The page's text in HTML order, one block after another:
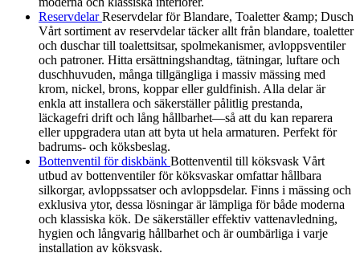
ReservdelarReservdelar för Blandare, Toaletter &amp; Dusch
Vårt sortiment av reservdelar täcker allt från blandare, toaletter
och duschar till toalettsitsar, spolmekanismer, avloppsventiler
och patroner. Hitta ersättningshandtag, tätningar, luftare och
duschhuvuden, många tillgängliga i massiv mässing med
krom, nickel, brons, koppar eller guldfinish. Alla delar är
enkla att installera och säkerställer pålitlig prestanda,
läckagefri drift och lång hållbarhet—så att du kan reparera
eller uppgradera utan att byta ut hela armaturen. Perfekt för
badrums- och köksbeslag.
Bottenventil för diskbänk Bottenventil till köksvask Vårt
utbud av bottenventiler för köksvaskar omfattar hållbara
silkorgar, avloppssatser och avloppsdelar. Finns i mässing och
exklusiva ytor, dessa lösningar är lämpliga för både moderna
och klassiska kök. De säkerställer effektiv vattenavledning,
hygien och långvarig hållbarhet och är oumbärliga i varje
installation av köksvask.